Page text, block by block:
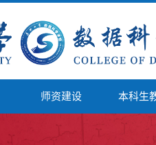
师资建设 本科生